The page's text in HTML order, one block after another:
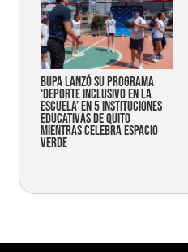
Bupa lanzó su programa
‘Deporte Inclusivo en la
Escuela’ en 5 instituciones
educativas de Quito
mientras celebra espacio
verde